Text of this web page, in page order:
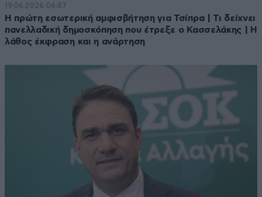
19·06·2026 06:47
Η πρώτη εσωτερική αμφισβήτηση για Τσίπρα | Τι δείχνει
πανελλαδική δημοσκόπηση που έτρεξε ο Κασσελάκης | Η
λάθος έκφραση και η ανάρτηση